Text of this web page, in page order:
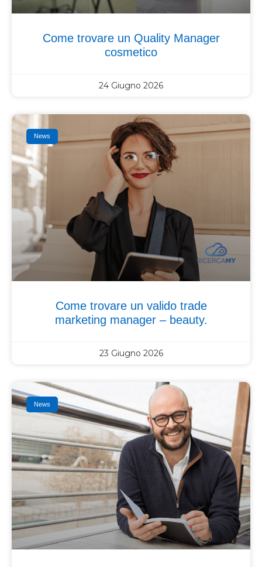
Come trovare un Quality Manager
cosmetico
24 Giugno 2026
News
Come trovare un valido trade
marketing manager – beauty.
23 Giugno 2026
News